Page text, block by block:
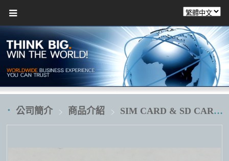
公司簡介 商品介紹 SIM CARD & SD CARD